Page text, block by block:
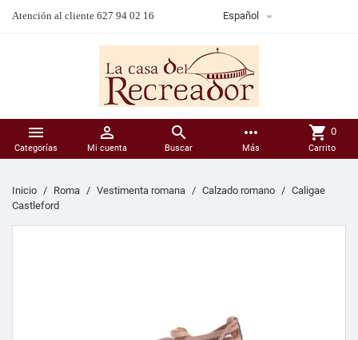
Atención al cliente 627 94 02 16 Español 

Categorías

Mi cuenta

Buscar
more_horiz
Más
shopping_cart 0
Carrito
Inicio Roma Vestimenta romana Calzado romano
Caligae
Castleford